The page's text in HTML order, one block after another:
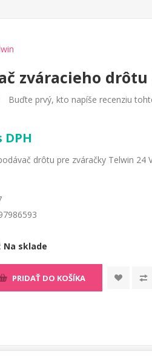
zváracieho drôtu
Buďte prvý, kto napíše recenziu
DPH
drôtu pre zváračky Telwin 24
Na sklade
PRIDAŤ DO KOŠÍKA